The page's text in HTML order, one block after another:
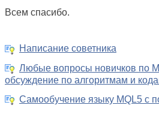
Всем спасибо.
Написание советника
Любые вопросы новичков по
обсуждение по алгоритмам и
Самообучение языку MQL5 с